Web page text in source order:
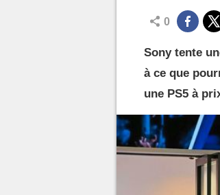
0
Sony tente
à ce que
une PS5 à